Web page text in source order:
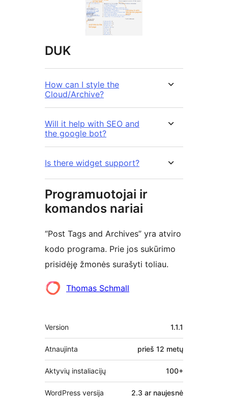
DUK
How can I style the
Cloud/Archive?
Will it help with SEO and
the google bot?
Is there widget support?
Programuotojai ir
komandos nariai
“Post Tags and Archives” yra atviro
kodo programa. Prie jos sukūrimo
prisidėję žmonės surašyti toliau.
AutoriaiThomas Schmall
Metainformacija
Version 1.1.1
Atnaujinta prieš 12 metų
Aktyvių instaliacijų 100+
WordPress versija 2.3 ar naujesnė